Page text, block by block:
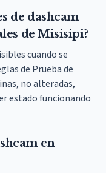
de dashcam
de Misisipi?
cuando se
de Prueba de
no alteradas,
estado funcionando
en